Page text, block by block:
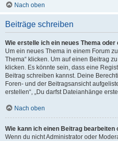
Nach oben
Beiträge schreiben
Wie erstelle ich ein neues Thema oder
Um ein neues Thema in einem Forum
Thema“ klicken. Um auf einen Beitrag
klicken. Es könnte sein, dass eine
Beitrag schreiben kannst. Deine
Foren- und der Beitragsansicht
erstellen“, „Du darfst Dateianhänge
Nach oben
Wie kann ich einen Beitrag bearbeiten
Wenn du nicht Administrator oder